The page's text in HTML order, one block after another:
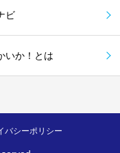
ビ
いか！とは
バシーポリシー